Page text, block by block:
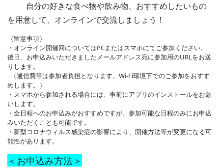
自分の好きな食べ物や飲み物、おすすめしたいもの
を用意して、オンラインで交流しましょう！
（留意事項）
・オンライン開催回についてはPCまたはスマホにてご参加ください。
後日、お申込みいただきましたメールアドレス宛に参加用のURLをお送
りします。
（通信費等は参加者負担となります。Wi-Fi環境下でのご参加をおすす
めします。）
・スマホから参加される場合には、事前にアプリのインストールをお願
いします。
・全日程へのお申込みがおすすめですが、参加可能な日程のみにお申込
みいただくことも可能です。
・新型コロナウィルス感染症の影響により、開催方法等が変更になる可
能性があります。
＜お申込み方法＞